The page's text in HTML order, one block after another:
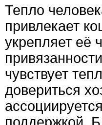
Тепло
привлекает
укрепляет её
чувствует
довериться